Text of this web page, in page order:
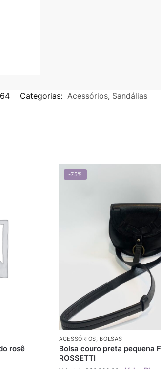
Categorias: Acessórios, Sandálias
rosê
-75%
ACESSÓRIOS BOLSAS
Bolsa couro preta pequena
ROSSETTI